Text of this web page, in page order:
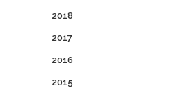
2018
2017
2016
2015